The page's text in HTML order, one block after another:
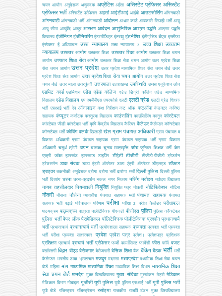
चयन आयोग अनुदेशक अनुवादक अप्रेंटिस अर्हता असिस्टेंट प्रोफेसर असिस्टेंट
प्रोफेसर भर्ती अस्सिटेंट प्रोफेसर अहर्ता आईटीआई आईबी आउटसोर्सिंग आँगनबाड़ी
आंगनबाड़ी आंगनबाड़ी भर्ती आंगनवाड़ी आंदोलन आधार कार्ड आबकारी सिपाही भर्ती आयु
आयु सीमा आयुर्वेद आयुष आरक्षण आवेदन आशुलिपिक आश्रम पद्धति आश्रम पद्धति
विद्यालय इंजीनियर इंजीनियरिंग इंटरमीडिएट इंटरव्यू इंटर्नशिप इंटीग्रेटेड बीएड इस्तीफा
इंस्पेक्टर ई अधियाचन उच्च न्यायालय उच्च न्यायालय z उच्च शिक्षा उच्चतम
न्यायालय उच्चतर आयोग उच्चतर शिक्षा उच्चतर शिक्षा आयोग उच्चतर शिक्षा चयन
आयोग उच्चतर शिक्षा सेवा आयोग उच्चतर शिक्षा सेवा चयन आयोग उतर प्रदेश शिक्षा
सेवा चयन आयोग उत्तर प्रदेश उत्तर प्रदेश माध्यमिक शिक्षा सेवा चयन बोर्ड उत्तर
प्रदेश शिक्षा सेवा आयोग उत्तर प्रदेश शिक्षा सेवा चयन आयोग उत्तर प्रदेश शिक्षा सेवा
चयन बोर्ड उत्तर माला उत्तरकुंजी उत्तरमाला उत्तराखण्ड उपस्थिति उप्पस एजूकेशन लोन
एडमिट कार्ड एडमिशन एडेड एडेड कॉलेज एडेड डिग्री कॉलेज एडेड माध्यमिक
विद्यालय एडेड विद्यालय एप एमबीबीएस एयरफोर्स एलटी एलटी ग्रेड एलटी ग्रेड शिक्षक
भर्ती एसआई भर्ती ऐप ऑनलाइन कक्ष निरीक्षण कट ऑफ कटऑफ कंडक्टर कनिष्ठ
सहायक कंप्यूटर कर्नाटक कस्तूरबा विद्यालय काउंसलिंग काउंसिलिंग कानून कांस्टेबल
कांस्टेबल जीडी कांस्टेबल भर्ती कृषि केंद्रीय विद्यालय कैरियर कैलेंडर कैलेण्डर कॉन्स्टेबल
कॉन्स्टेबल भर्ती कोचिंग क्लर्क खिलाड़ी खेल ग्राम पंचायत अधिकारी ग्राम पंचायत व
विकास अधिकारी ग्राम पंचायत सहायक ग्राम पंचायत सहायक भर्ती ग्राम विकास
अधिकारी चतुर्थ श्रेणी चयन चालक चुनाव छात्रवृत्ति जांच जूनियर शिक्षक भर्ती जेल
प्रहरी
जॉब्स झारखंड झारखण्ड टाइपिंग टीईटी टीजीटी टीजीटी-पीजीटी
ट्रेडमैन
ट्रेडसमैन डाक सेवक डाटा इंट्री ऑपरेटर डाटा एंट्री ऑपरेटर डीएलएड डॉक्टर
ड्राइवर तकनीकी अनुदेशक दरोगा दरोगा भर्ती दारोगा भर्ती दिल्ली पुलिस दिल्ली पुलिस
भर्ती दिव्यांग धरना धरना-प्रदर्शन नकल नगर निकाय नर्सिंग नवोदय नवोदय विद्यालय
नायब तहसीलदार नियमावली नियुक्ति नियुक्ति पत्र नोकरी नोटिफिकेशन नोटिस
नौकरी नौसना नौसेना न्यायधीश पंचयात सहायक भर्ती पंचायत सहायक पंचायत
सहायक भर्ती पढ़ाई परिचालक परिणाम परीक्षा परीक्षा z परीक्षा कैलेंडर परीक्षाफल
पाठयक्रम पाठ्यक्रम पात्रता पालीटेक्निक पीएचडी पीसीएस पुलिस पुलिस कॉन्स्टेबल
पुलिस भर्ती पेपर लीक पैरामेडिकल पॉलिटेक्निक पॉलीटेक्निक प्रदर्शन प्रधानचार्य
भर्ती प्रधानाचार्य प्रधानाचार्य भर्ती प्रयोगशाला सहायक प्रवक्ता प्रवक्ता भर्ती प्रवक्ता
भर्ती परीक्षा
प्रवक्ता साक्षात्कार प्रवेश प्रवेश पत्र प्रवेश। प्रवेशपत्र प्रशिक्षक
प्रशिक्षण प्राचार्य प्राचार्य भर्ती प्रोफेसर फर्जी फार्मासिस्ट फार्मेसी फीस फॉर्म बजट
बर्खास्तगी बिहार बीएड बेरोजगार बेरोजगारी बेसिक शिक्षा बैंक बैंकिंग बैठक भर्ती भर्ती
कैलेण्डर भारतीय डाक भ्रष्टाचार मजदूर मदरसा मध्यप्रदेश मध्यमिक शिक्षा सेवा चयन
बोर्ड महिला मांग माध्यमिक माध्यमिक शिक्षा माध्यमिक शिक्षा विभाग माध्यमिक शिक्षा
सेवा चयन बोर्ड मानदेय मुक्त विश्वविद्यालय मुख्य सेविका मूल्यांकन मेट्रो मेडिकल
मेडिकल विभाग मोबाइल यूजीसी यूपी पुलिस यूपी पुलिस एसआई भर्ती यूपी पुलिस भर्ती
यूपी बोर्ड रजिस्ट्रार रजिस्ट्रेशन रसोइया राजकीय राजर्षि टंडन मुक्त विश्वविद्यालय